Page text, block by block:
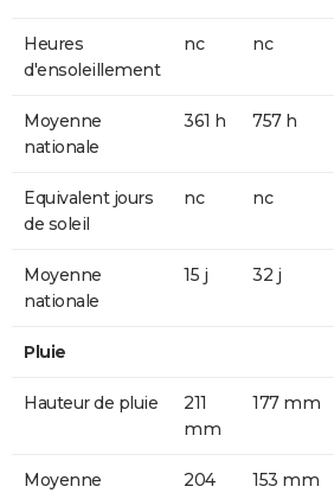
Heures
d'ensoleillement
nc nc
Moyenne
nationale
361 h 757 h
Equivalent jours
de soleil
nc nc
Moyenne
nationale
15 j 32 j
Pluie
Hauteur de pluie
211
mm
177 mm
Moyenne
204
153 mm